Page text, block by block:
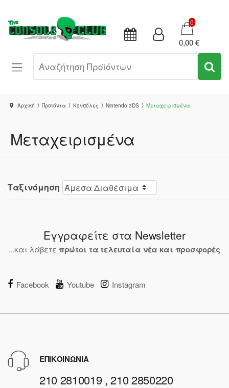
Καλάθι
0
0,00 €
Αρχική Προϊόντα Κονσόλες Nintendo 3DS Μεταχειρισμένα
Μεταχειρισμένα
Ταξινόμηση
Εγγραφείτε στα Newsletter
...και λάβετε πρώτοι τα τελευταία νέα και προσφορές
Facebook Youtube Instagram
ΕΠΙΚΟΙΝΩΝΙΑ
210 2810019 , 210 2850220